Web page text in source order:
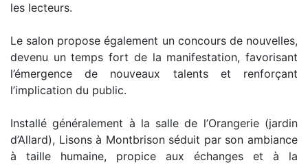
les lecteurs.
Le salon propose également un concours de nouvelles,
devenu un temps fort de la manifestation, favorisant
l’émergence de nouveaux talents et renforçant
l’implication du public.
Installé généralement à la salle de l’Orangerie (jardin
d’Allard), Lisons à Montbrison séduit par son ambiance
à taille humaine, propice aux échanges et à la